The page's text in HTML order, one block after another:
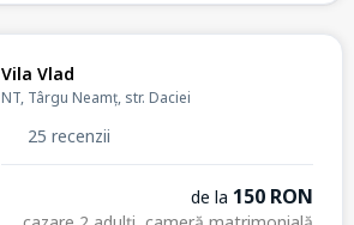
Vila Vlad
NT, Târgu Neamț, str. Daciei
25 recenzii
de la 150 RON